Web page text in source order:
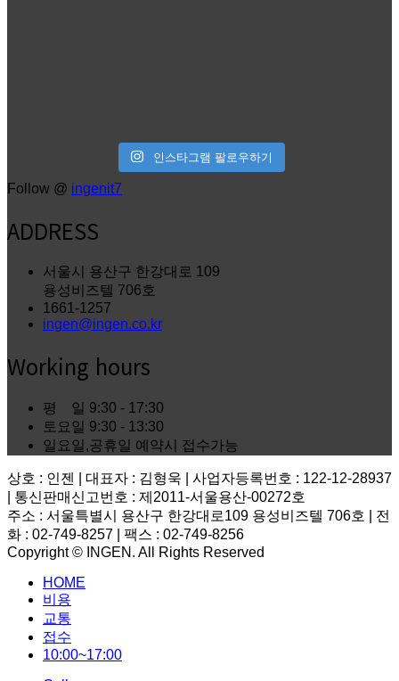
인스타그램 팔로우하기
Follow @ ingenit7
ADDRESS
서울시 용산구 한강대로 109
용성비즈텔 706호
1661-1257
ingen@ingen.co.kr
Working hours
평 일 9:30 - 17:30
토요일 9:30 - 13:30
일요일,공휴일 예약시 접수가능
상호 : 인젠 | 대표자 : 김형욱 | 사업자등록번호 : 122-12-28937
| 통신판매신고번호 : 제2011-서울용산-00272호
주소 : 서울특별시 용산구 한강대로109 용성비즈텔 706호 | 전
화 : 02-749-8257 | 팩스 : 02-749-8256
Copyright © INGEN. All Rights Reserved
HOME
비용
교통
접수
10:00~17:00